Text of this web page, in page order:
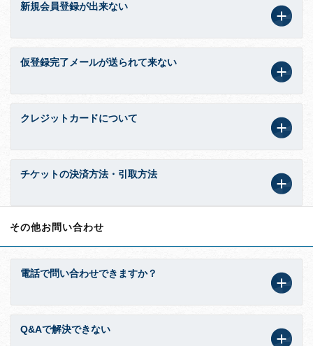
新規会員登録が出来ない
仮登録完了メールが送られて来ない
クレジットカードについて
チケットの決済方法・引取方法
その他お問い合わせ
電話で問い合わせできますか？
Q&Aで解決できない